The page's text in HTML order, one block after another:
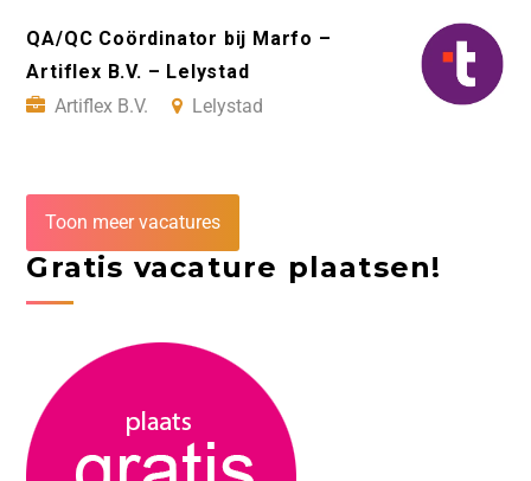
QA/QC Coördinator bij Marfo –
Artiflex B.V. – Lelystad
Artiflex B.V.
Lelystad
Toon meer vacatures
Gratis vacature plaatsen!